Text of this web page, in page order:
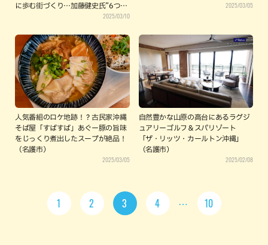
に歩む街づくり…加藤健史氏”6つの
2025/03/10
2025/03/05
人気番組のロケ地跡！？古民家沖縄
そば屋「すばすば」あぐー豚の旨味
をじっくり煮出したスープが絶品！
（名護市）
2025/03/05
自然豊かな山原の高台にあるラグジ
ュアリーゴルフ＆スパリゾート
「ザ・リッツ・カールトン沖縄」
（名護市）
2025/02/08
1 2 3 4 10